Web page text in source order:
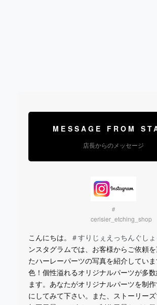
MESSAGE FROM
店長からのメッセージ
＃
cerisier_etching_shop
こんにちは。 ＃すりじぇえっちんぐし
ンスタグラムでは、お客様からご依頼
たハーレーパーツの写真を紹介してい
色！個性溢れるオリジナルパーツが多
ます。あなたがオリジナルパーツを制
にしてみて下さい。また、ストーリー